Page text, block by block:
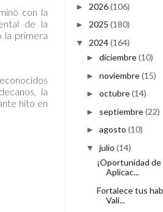
con la
de la
la primera
la
hito en
► 2026(106)
► 2025 (180)
▼ 2024(164)
► diciembre(10)
► noviembre(15)
► octubre(14)
► septiembre(22)
► agosto (10)
▼ julio (14)
¡Oportunidad
Aplicac...
Fortalece tus
Vali...